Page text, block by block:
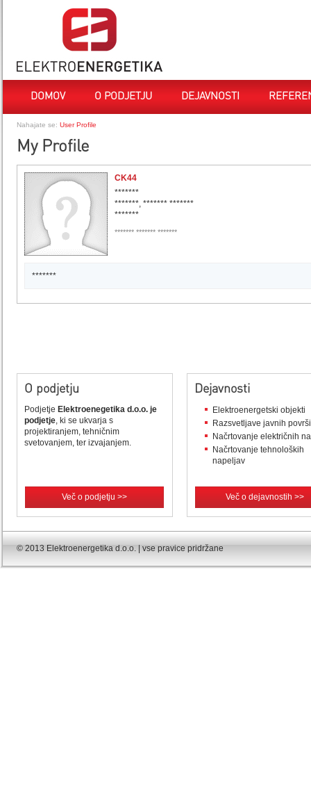
DOMOV O PODJETJU DEJAVNOSTI
Nahajate se: User Profile
My Profile
CK44
*******
*******, ******* *******
*******
******* ******* *******
*******
O podjetju
Podjetje Elektroenegetika d.o.o. je
podjetje, ki se ukvarja s
projektiranjem, tehničnim
svetovanjem, ter izvajanjem.
Več o podjetju >>
Dejavnosti
Elektroenergetski objekti
Razsvetljave javnih
Načrtovanje električnih
Načrtovanje tehnoloških
napeljav
Več o dejavnostih >>
© 2013 Elektroenergetika d.o.o. | vse pravice pridržane